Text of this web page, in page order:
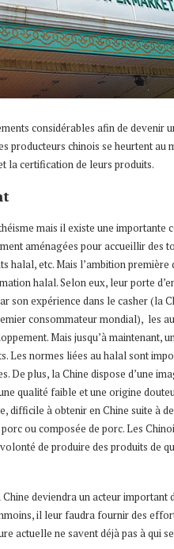
considérables afin de devenir
producteurs chinois se heurtent au
la certification de leurs produits.
mais il existe une importante
aménagées pour accueillir des
halal, etc. Mais l’ambition première
halal. Selon eux, leur porte
son expérience dans le casher (la
consommateur mondial), les
Mais jusqu’à maintenant,
Les normes liées au halal sont
De plus, la Chine dispose d’une
qualité faible et une origine
difficile à obtenir en Chine suite à
ou composée de porc. Les
de produire des produits de
deviendra un acteur important
il leur faudra fournir des
actuelle ne savent déjà pas à qui